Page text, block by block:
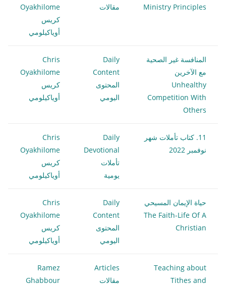
Ministry Principles
مقالات
Oyakhilome
كريس
أوياكيلومي
المنافسة غير الصحية
مع الآخرين
Unhealthy
Competition With
Others
Daily
Content
المحتوى
اليومي
Chris
Oyakhilome
كريس
أوياكيلومي
11. كتاب تأملات شهر
نوفمبر 2022
Daily
Devotional
تأملات
يومية
Chris
Oyakhilome
كريس
أوياكيلومي
حياة الإيمان المسيحي
The Faith-Life Of A
Christian
Daily
Content
المحتوى
اليومي
Chris
Oyakhilome
كريس
أوياكيلومي
Teaching about
Tithes and
Articles
مقالات
Ramez
Ghabbour